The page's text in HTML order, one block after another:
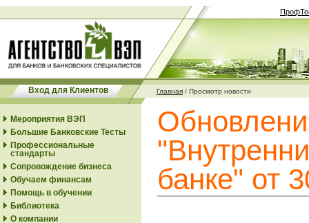
Вход для Клиентов Главная / Просмотр новости
Мероприятия ВЭП
Большие Банковские Тесты
Профессиональные
стандарты
Сопровождение бизнеса
Обучаем финансам
Помощь в обучении
Библиотека
О компании
банке" от